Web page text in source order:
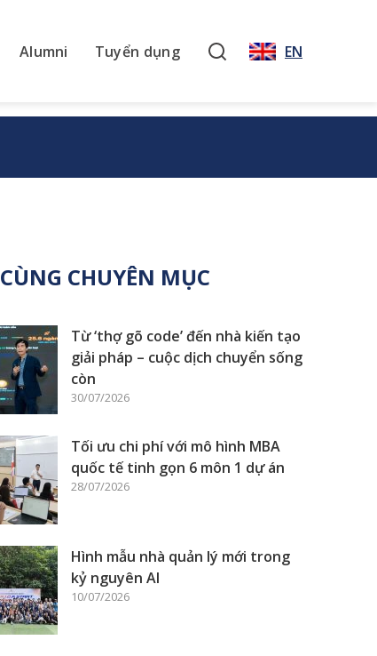
Alumni Tuyển dụng EN
CÙNG CHUYÊN MỤC
Từ ‘thợ gõ code’ đến nhà kiến tạo
giải pháp – cuộc dịch chuyển sống
còn
30/07/2026
Tối ưu chi phí với mô hình MBA
quốc tế tinh gọn 6 môn 1 dự án
28/07/2026
Hình mẫu nhà quản lý mới trong
kỷ nguyên AI
10/07/2026